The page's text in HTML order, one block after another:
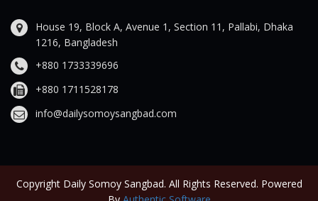
House 19, Block A, Avenue 1, Section 11, Pallabi, Dhaka
1216, Bangladesh
+880 1733339696
+880 1711528178
info@dailysomoysangbad.com
Copyright Daily Somoy Sangbad. All Rights Reserved. Powered